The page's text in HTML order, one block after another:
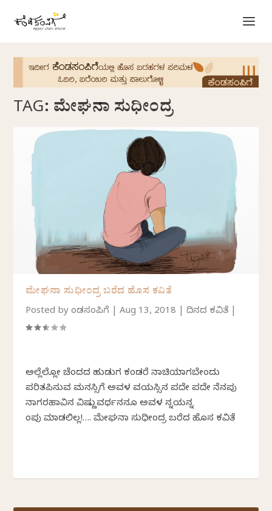
TAG: ಮೇಘನಾ ಸುಧೀಂದ್ರ
ಮೇಘನಾ ಸುಧೀಂದ್ರ ಬರೆದ ಹೊಸ ಕವಿತೆ
Posted byಕೆಂಡಸಂಪಿಗೆ |Aug 13, 2018 |ದಿನದ ಕವಿತೆ
ಅಲ್ಲೆಲ್ಲೋ ಚೆಂದದ ಹುಡುಗ ಕಂಡರೆ ನಾಚಿಕೆಯಾಗಬೇಕೆಂದು
ಪರಿತಪಿಸುವ ಮನಸ್ಸಿಗೆ ಅವಳ ವಯಸ್ಸಿನ ಪದೇ ಪದೇ ನೆನಪು
ನಾಗರಹಾವಿನ ವಿಷ್ಣುವರ್ಧನನೂ ಅವಳ ಕೆನ್ನಯನ್ನ
ಕೆಂಪು ಮಾಡಲಿಲ್ಲ!…. ಮೇಘನಾ ಸುಧೀಂದ್ರ ಬರೆದ ಹೊಸ ಕವಿತೆ